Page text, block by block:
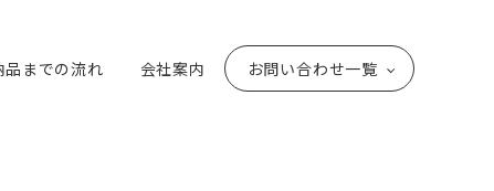
品までの流れ 会社案内 お問い合わせ一覧